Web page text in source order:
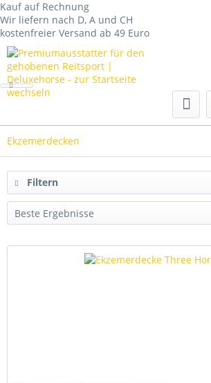
Kauf auf Rechnung
Wir liefern nach D, A und CH
kostenfreier Versand ab 49 Euro
Ekzemerdecken
Filtern